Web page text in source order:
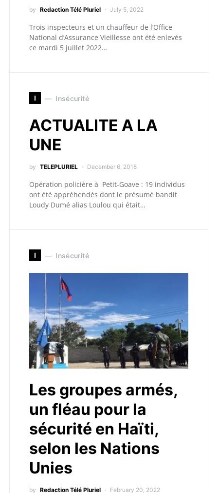
by Redaction Télé Pluriel July 5, 2022
Trois inspecteurs et un chauffeur de l’Office
National d’Assurance Vieillesse ont été enlevés
ce mardi 5 juillet 2022…
I Insécurité
ACTUALITE A LA
UNE
by TELEPLURIEL December 6, 2018
Opération policière à Petit-Goave : 19 individus
ont été appréhendés dont le présumé bandit
Loudy Dumé alias Loulou qui était…
I Insécurité
Les groupes armés,
un fléau pour la
sécurité en Haïti,
selon les Nations
Unies
by Redaction Télé Pluriel February 20, 2022